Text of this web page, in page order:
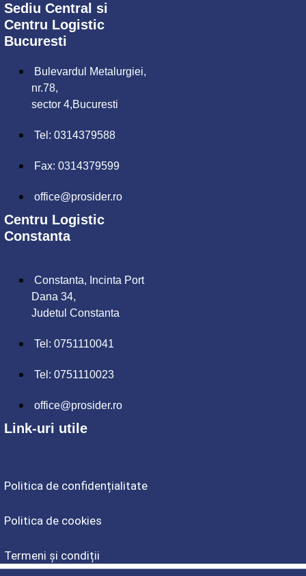
Sediu Central si
Centru Logistic
Bucuresti
Bulevardul Metalurgiei,
nr.78,
sector 4,Bucuresti
Tel: 0314379588
Fax: 0314379599
office@prosider.ro
Centru Logistic
Constanta
Constanta, Incinta Port
Dana 34,
Judetul Constanta
Tel: 0751110041
Tel: 0751110023
office@prosider.ro
Link-uri utile
Politica de confidențialitate
Politica de cookies
Termeni și condiții